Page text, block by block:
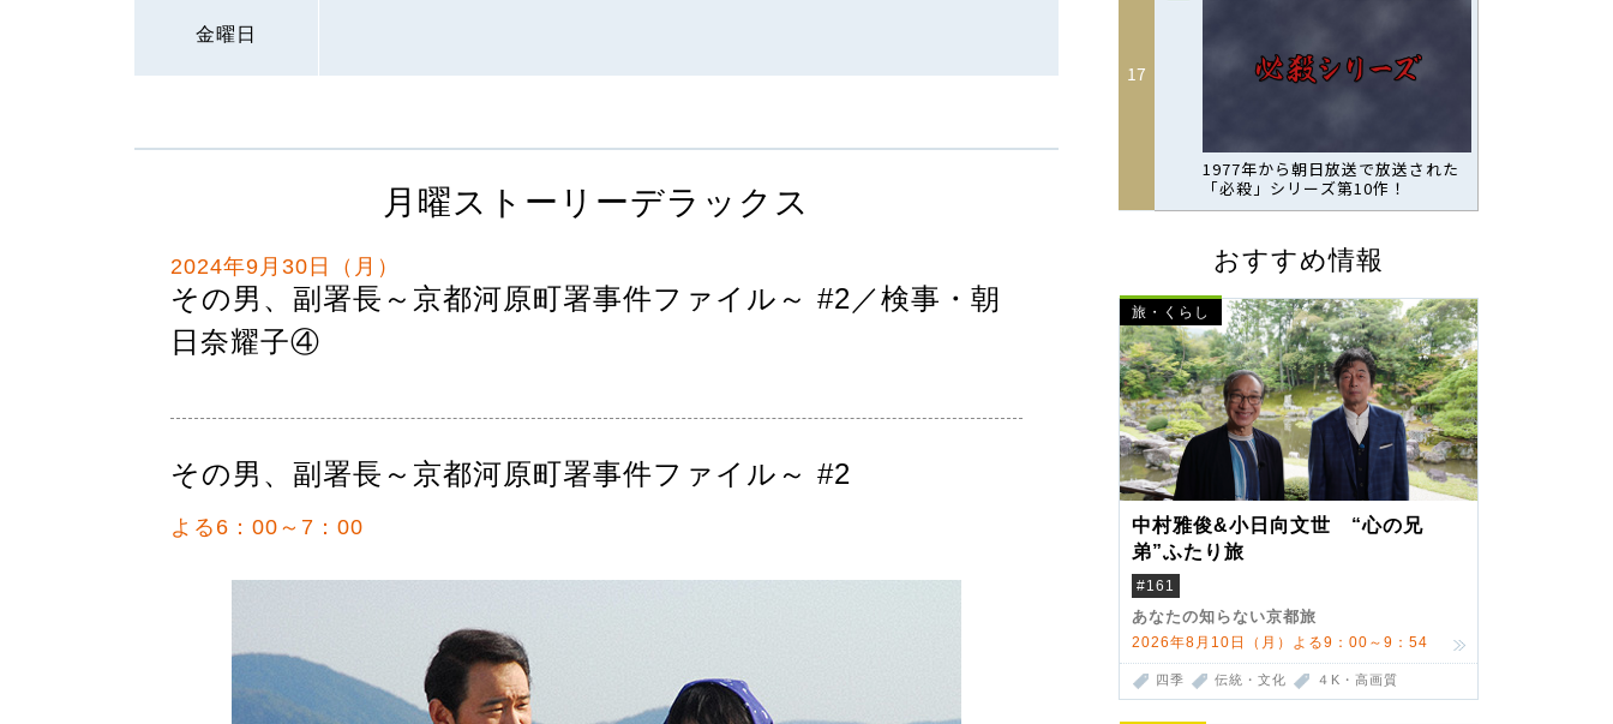
金曜日
おすすめ情報
旅・くらし
中村雅俊&小日向文世 “心の兄
弟”ふたり旅
#161
あなたの知らない京都旅
2026年8月10日（月）よる9：00～9：54
四季 伝統・文化 ４K・高画質
月曜ストーリーデラックス
2024年9月30日（月）
その男、副署長～京都河原町署事件ファイル～ #2／検事・朝
日奈耀子④
その男、副署長～京都河原町署事件ファイル～ #2
よる6：00～7：00